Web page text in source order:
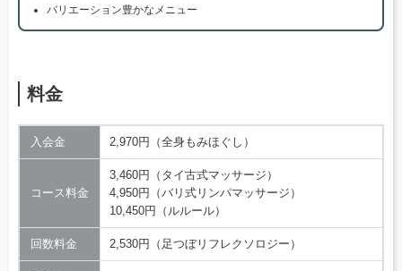
バリエーション豊かなメニュー
料金
入会金 2,970円（全身もみほぐし）
コース料金
3,460円（タイ古式マッサージ）
4,950円（バリ式リンパマッサージ）
10,450円（ルルール）
回数料金 2,530円（足つぼリフレクソロジー）